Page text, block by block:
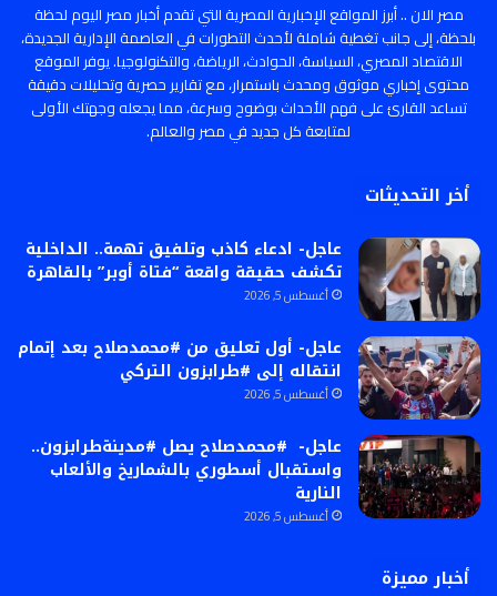
مصر الان .. أبرز المواقع الإخبارية المصرية التي تقدم أخبار مصر اليوم لحظة
بلحظة، إلى جانب تغطية شاملة لأحدث التطورات في العاصمة الإدارية الجديدة،
الاقتصاد المصري، السياسة، الحوادث، الرياضة، والتكنولوجيا. يوفر الموقع
محتوى إخباري موثوق ومحدث باستمرار، مع تقارير حصرية وتحليلات دقيقة
تساعد القارئ على فهم الأحداث بوضوح وسرعة، مما يجعله وجهتك الأولى
لمتابعة كل جديد في مصر والعالم.
أخر التحديثات
عاجل- ادعاء كاذب وتلفيق تهمة.. الداخلية
تكشف حقيقة واقعة “فتاة أوبر” بالقاهرة
أغسطس 5, 2026
عاجل- أول تعليق من #محمدصلاح بعد إتمام
انتقاله إلى #طرابزون التركي
أغسطس 5, 2026
عاجل- #محمدصلاح يصل #مدينةطرابزون..
واستقبال أسطوري بالشماريخ والألعاب
النارية
أغسطس 5, 2026
أخبار مميزة